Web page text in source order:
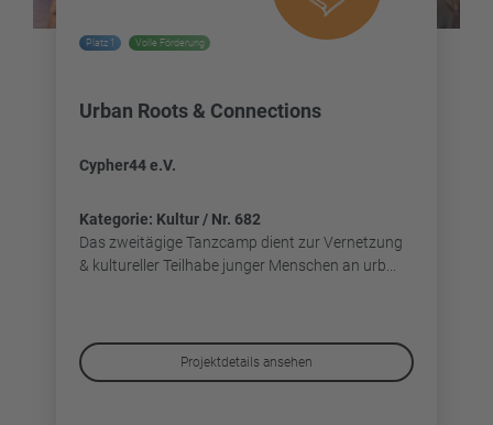
Platz 1 Volle Förderung
Urban Roots & Connections
Cypher44 e.V.
Kategorie: Kultur / Nr. 682
Das zweitägige Tanzcamp dient zur Vernetzung
& kultureller Teilhabe junger Menschen an urb...
Projektdetails ansehen